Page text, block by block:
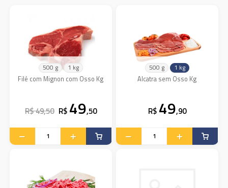
500 g 1 kg
Filé com Mignon com Osso Kg
R$ 49,50 R$ 49,50
500 g 1 kg
Alcatra sem Osso Kg
R$ 49,90